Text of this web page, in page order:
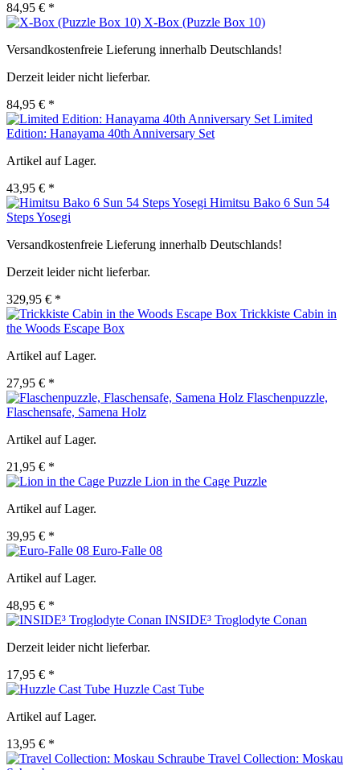
84,95 € *
X-Box (Puzzle Box 10)
Versandkostenfreie Lieferung innerhalb Deutschlands!
Derzeit leider nicht lieferbar.
84,95 € *
Limited
Edition: Hanayama 40th Anniversary Set
Artikel auf Lager.
43,95 € *
Himitsu Bako 6 Sun 54
Steps Yosegi
Versandkostenfreie Lieferung innerhalb Deutschlands!
Derzeit leider nicht lieferbar.
329,95 € *
Trickkiste Cabin in
the Woods Escape Box
Artikel auf Lager.
27,95 € *
Flaschenpuzzle,
Flaschensafe, Samena Holz
Artikel auf Lager.
21,95 € *
Lion in the Cage Puzzle
Artikel auf Lager.
39,95 € *
Euro-Falle 08
Artikel auf Lager.
48,95 € *
INSIDE³ Troglodyte Conan
Derzeit leider nicht lieferbar.
17,95 € *
Huzzle Cast Tube
Artikel auf Lager.
13,95 € *
Travel Collection: Moskau